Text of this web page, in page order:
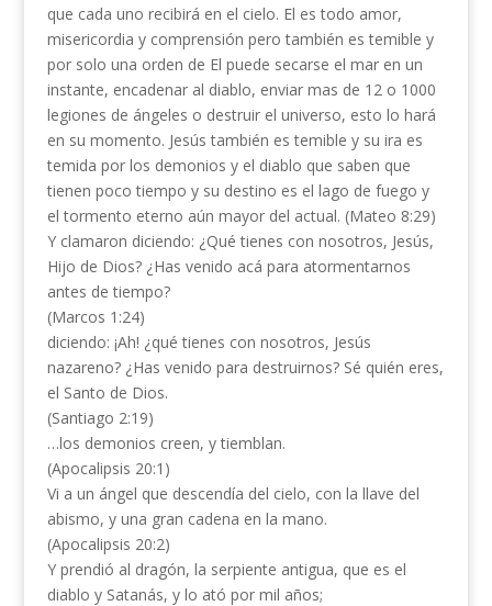
que cada uno recibirá en el cielo. El es todo amor,
misericordia y comprensión pero también es temible y
por solo una orden de El puede secarse el mar en un
instante, encadenar al diablo, enviar mas de 12 o 1000
legiones de ángeles o destruir el universo, esto lo hará
en su momento. Jesús también es temible y su ira es
temida por los demonios y el diablo que saben que
tienen poco tiempo y su destino es el lago de fuego y
el tormento eterno aún mayor del actual. (Mateo 8:29)
Y clamaron diciendo: ¿Qué tienes con nosotros, Jesús,
Hijo de Dios? ¿Has venido acá para atormentarnos
antes de tiempo?
(Marcos 1:24)
diciendo: ¡Ah! ¿qué tienes con nosotros, Jesús
nazareno? ¿Has venido para destruirnos? Sé quién eres,
el Santo de Dios.
(Santiago 2:19)
…los demonios creen, y tiemblan.
(Apocalipsis 20:1)
Vi a un ángel que descendía del cielo, con la llave del
abismo, y una gran cadena en la mano.
(Apocalipsis 20:2)
Y prendió al dragón, la serpiente antigua, que es el
diablo y Satanás, y lo ató por mil años;